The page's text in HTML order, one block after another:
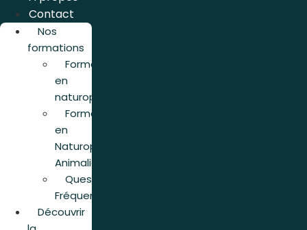
Contact
Nos
formations
Formation
en
naturopathie
Formation
en
Naturopathie
Animalière
Questions
Fréquentes
Découvrir